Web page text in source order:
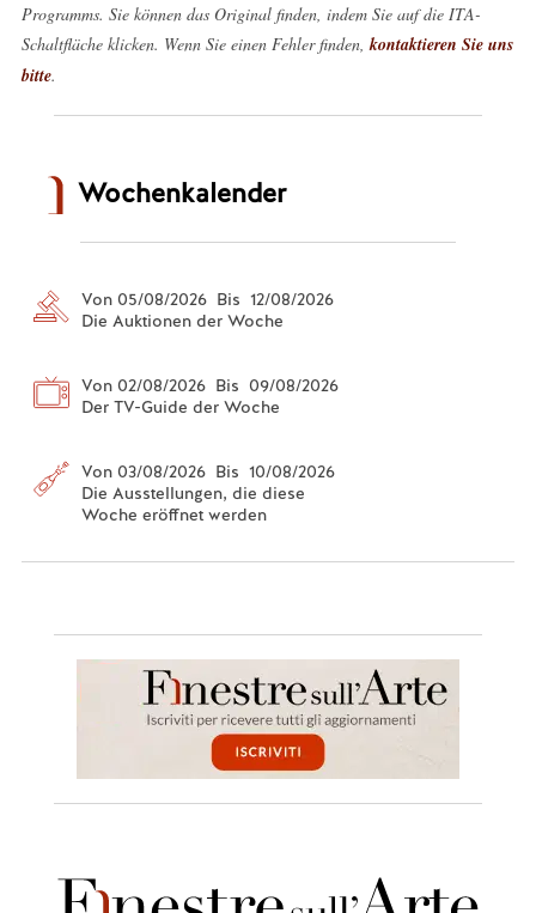
Programms. Sie können das Original finden, indem Sie auf die ITA-
Schaltfläche klicken. Wenn Sie einen Fehler finden,kontaktieren Sie uns
bitte.
Wochenkalender
Von 05/08/2026 Bis 12/08/2026
Die Auktionen der Woche
Von 02/08/2026 Bis 09/08/2026
Der TV-Guide der Woche
Von 03/08/2026 Bis 10/08/2026
Die Ausstellungen, die diese
Woche eröffnet werden